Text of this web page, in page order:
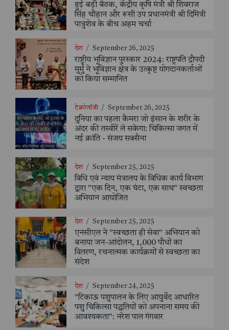
हुई बड़ी बैठक, केंद्रीय कृषि मंत्री श्री शिवराज
सिंह चौहान और रूसी उप प्रधानमंत्री श्री दिमित्री
पात्रुशेव के बीच अहम चर्चा
देश / September 26, 2025
राष्ट्रीय भूविज्ञान पुरस्कार 2024: राष्ट्रपति द्रौपदी
मुर्मु ने भूविज्ञान क्षेत्र के उत्कृष्ट योगदानकर्ताओं
को किया सम्मानित
टेक्नोलॉजी / September 26, 2025
दुनिया का पहला कैमरा जो इंसान के शरीर के
अंदर की तस्वीरें ले सकेगा: चिकित्सा जगत में
नई क्रांति - संजय सक्सैना
देश / September 25, 2025
विधि एवं न्याय मंत्रालय के विधिक कार्य विभाग
द्वारा "एक दिन, एक घंटा, एक साथ" स्वच्छता
अभियान आयोजित
देश / September 25, 2025
एनसीएल ने "स्वच्छता ही सेवा" अभियान को
बनाया जन-आंदोलन, 1,000 पौधों का
वितरण, रचनात्मक कार्यक्रमों से स्वच्छता का
संदेश
देश / September 24, 2025
"टिकाऊ पशुपालन के लिए आयुर्वेद आधारित
पशु चिकित्सा पद्धतियों को अपनाना समय की
आवश्यकता": नरेश पाल गंगवार